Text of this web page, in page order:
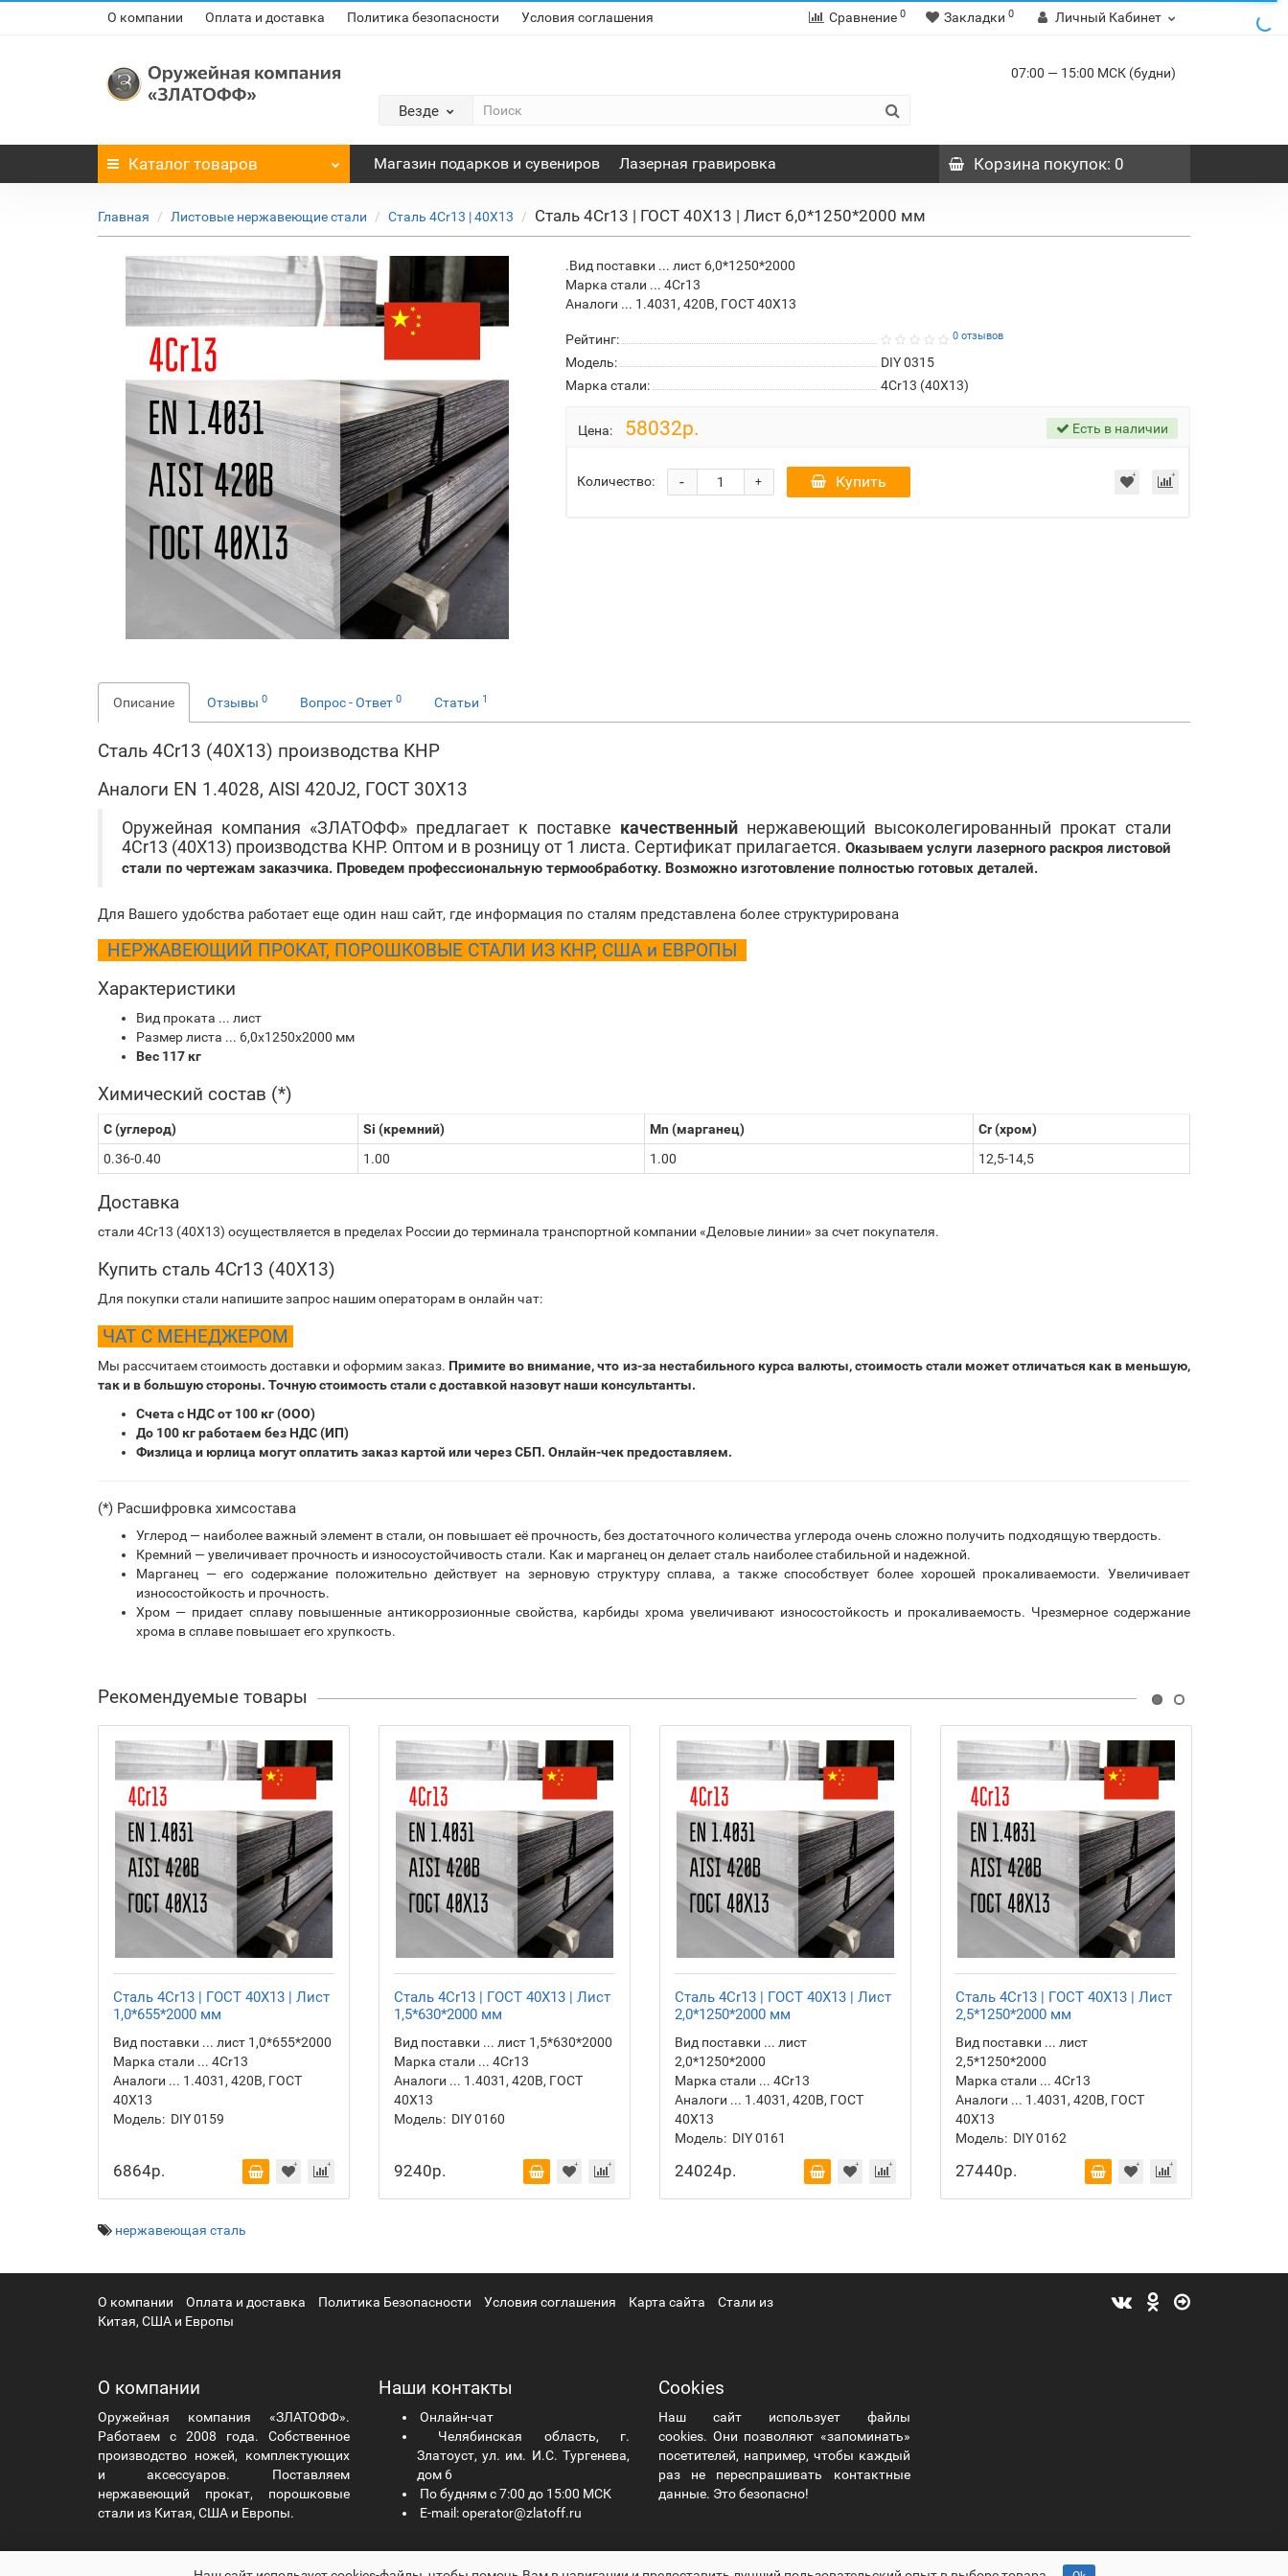
О компании Оплата и доставка Политика безопасности Условия соглашения Сравнение 0 Закладки 0 Личный Кабинет
Везде
07:00 — 15:00 МСК (будни)
Каталог товаров Магазин подарков и сувениров Лазерная гравировка Корзинапокупок: 0
Главная Листовые нержавеющие стали Сталь 4Cr13 | 40Х13 Сталь 4Cr13 | ГОСТ 40Х13 | Лист 6,0*1250*2000 мм
.Вид поставки ... лист 6,0*1250*2000
Марка стали ... 4Cr13
Аналоги ... 1.4031, 420B, ГОСТ 40Х13
Рейтинг: 0 отзывов
Модель:
DIY 0315
Марка стали:
4Cr13 (40Х13)
Цена: 58032р. Есть в наличии
Количество: +
- Купить
Описание Отзывы 0 Вопрос - Ответ 0 Статьи 1
Сталь 4Cr13 (40Х13) производства КНР
Аналоги EN 1.4028, AISI 420J2, ГОСТ 30Х13
Оружейная компания «ЗЛАТОФФ» предлагает к поставке качественный нержавеющий высоколегированный прокат стали
4Cr13 (40Х13) производства КНР. Оптом и в розницу от 1 листа. Сертификат прилагается. Оказываем услуги лазерного раскроя листовой
стали по чертежам заказчика. Проведем профессиональную термообработку. Возможно изготовление полностью готовых деталей.
Для Вашего удобства работает еще один наш сайт, где информация по сталям представлена более структурирована
НЕРЖАВЕЮЩИЙ ПРОКАТ, ПОРОШКОВЫЕ СТАЛИ ИЗ КНР, США и ЕВРОПЫ
Характеристики
Вид проката ... лист
Размер листа ... 6,0х1250х2000 мм
Вес 117 кг
Химический состав (*)
C (углерод) Si (кремний) Mn (марганец)
Cr (хром)
0.36-0.40
1.00 1.00 12,5-14,5
Доставка
стали 4Cr13 (40Х13) осуществляется в пределах России до терминала транспортной компании «Деловые линии» за счет покупателя.
Купить сталь 4Cr13 (40Х13)
Для покупки стали напишите запрос нашим операторам в онлайн чат:
ЧАТ С МЕНЕДЖЕРОМ
Мы рассчитаем стоимость доставки и оформим заказ. Примите во внимание, что из-за нестабильного курса валюты, стоимость стали может отличаться как в меньшую,
так и в большую стороны. Точную стоимость стали с доставкой назовут наши консультанты.
Счета с НДС от 100 кг (ООО)
До 100 кг работаем без НДС (ИП)
Физлица и юрлица могут оплатить заказ картой или через СБП. Онлайн-чек предоставляем.
(*) Расшифровка химсостава
Углерод — наиболее важный элемент в стали, он повышает её прочность, без достаточного количества углерода очень сложно получить подходящую твердость.
Кремний — увеличивает прочность и износоустойчивость стали. Как и марганец он делает сталь наиболее стабильной и надежной.
Марганец — его содержание положительно действует на зерновую структуру сплава, а также способствует более хорошей прокаливаемости. Увеличивает
износостойкость и прочность.
Хром — придает сплаву повышенные антикоррозионные свойства, карбиды хрома увеличивают износостойкость и прокаливаемость. Чрезмерное содержание
хрома в сплаве повышает его хрупкость.
Рекомендуемые товары
Сталь 4Cr13 | ГОСТ 40Х13 | Лист
1,0*655*2000 мм
Вид поставки ... лист 1,0*655*2000
Марка стали ... 4Cr13
Аналоги ... 1.4031, 420B, ГОСТ
40Х13
Модель: DIY 0159
6864р.
Сталь 4Cr13 | ГОСТ 40Х13 | Лист
1,5*630*2000 мм
Вид поставки ... лист 1,5*630*2000
Марка стали ... 4Cr13
Аналоги ... 1.4031, 420B, ГОСТ
40Х13
Модель: DIY 0160
9240р.
Сталь 4Cr13 | ГОСТ 40Х13 | Лист
2,0*1250*2000 мм
Вид поставки ... лист
2,0*1250*2000
Марка стали ... 4Cr13
Аналоги ... 1.4031, 420B, ГОСТ
40Х13
Модель: DIY 0161
24024р.
Сталь 4Cr13 | ГОСТ 40Х13 | Лист
2,5*1250*2000 мм
Вид поставки ... лист
2,5*1250*2000
Марка стали ... 4Cr13
Аналоги ... 1.4031, 420B, ГОСТ
40Х13
Модель: DIY 0162
27440р.
нержавеющая сталь
О компании Оплата и доставка Политика Безопасности Условия соглашения Карта сайта
Стали из
Китая, США и Европы
О компании
Оружейная компания «ЗЛАТОФФ».
Работаем с 2008 года. Собственное
производство ножей, комплектующих
и аксессуаров. Поставляем
нержавеющий прокат, порошковые
стали из Китая, США и Европы.
Наши контакты
Онлайн-чат
Челябинская область, г.
Златоуст, ул. им. И.С. Тургенева,
дом 6
По будням с 7:00 до 15:00 МСК
E-mail: operator@zlatoff.ru
Cookies
Наш сайт использует файлы
cookies. Они позволяют «запоминать»
посетителей, например, чтобы каждый
раз не переспрашивать контактные
данные. Это безопасно!